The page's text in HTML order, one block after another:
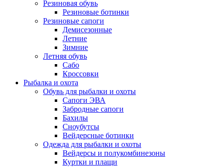
Резиновая обувь
Резиновые ботинки
Резиновые сапоги
Демисезонные
Летние
Зимние
Летняя обувь
Сабо
Кроссовки
Рыбалка и охота
Обувь для рыбалки и охоты
Сапоги ЭВА
Забродные сапоги
Бахилы
Сноубутсы
Вейдерсные ботинки
Одежда для рыбалки и охоты
Вейдерсы и полукомбинезоны
Куртки и плащи